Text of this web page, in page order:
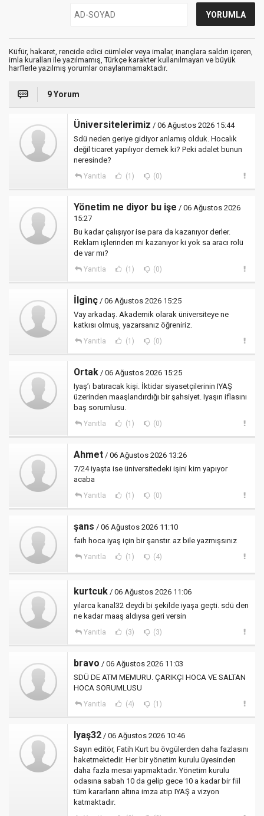
Küfür, hakaret, rencide edici cümleler veya imalar, inançlara saldırı içeren,
imla kuralları ile yazılmamış, Türkçe karakter kullanılmayan ve büyük
harflerle yazılmış yorumlar onaylanmamaktadır.
9 Yorum
Üniversitelerimiz / 06 Ağustos 2026 15:44
Sdü neden geriye gidiyor anlamış olduk. Hocalık
değil ticaret yapılıyor demek ki? Peki adalet bunun
neresinde?
Yanıtla (1) (0)
Yönetim ne diyor bu işe / 06 Ağustos 2026
15:27
Bu kadar çalışıyor ise para da kazanıyor derler.
Reklam işlerinden mi kazanıyor ki yok sa aracı rolü
de var mı?
Yanıtla (1) (0)
İlginç / 06 Ağustos 2026 15:25
Vay arkadaş. Akademik olarak üniversiteye ne
katkısı olmuş, yazarsanız öğreniriz.
Yanıtla (1) (0)
Ortak / 06 Ağustos 2026 15:25
Iyaş’ı batıracak kişi. İktidar siyasetçilerinin IYAŞ
üzerinden maaşlandırdığı bir şahsiyet. Iyaşın iflasını
baş sorumlusu.
Yanıtla (1) (0)
Ahmet / 06 Ağustos 2026 13:26
7/24 iyaşta ise üniversitedeki işini kim yapıyor
acaba
Yanıtla (1) (0)
şans / 06 Ağustos 2026 11:10
faih hoca iyaş için bir şanstır. az bile yazmışsınız
Yanıtla (1) (4)
kurtcuk / 06 Ağustos 2026 11:06
yılarca kanal32 deydi bi şekilde iyaşa geçti. sdü den
ne kadar maaş aldıysa geri versin
Yanıtla (3) (3)
bravo / 06 Ağustos 2026 11:03
SDÜ DE ATM MEMURU. ÇARIKÇI HOCA VE SALTAN
HOCA SORUMLUSU
Yanıtla (4) (1)
Iyaş32 / 06 Ağustos 2026 10:46
Sayın editör, Fatih Kurt bu övgülerden daha fazlasını
haketmektedir. Her bir yönetim kurulu üyesinden
daha fazla mesai yapmaktadır. Yönetim kurulu
odasına sabah 10 da gelip gece 10 a kadar bir fiil
tüm kararların altına imza atıp IYAŞ a vizyon
katmaktadır.